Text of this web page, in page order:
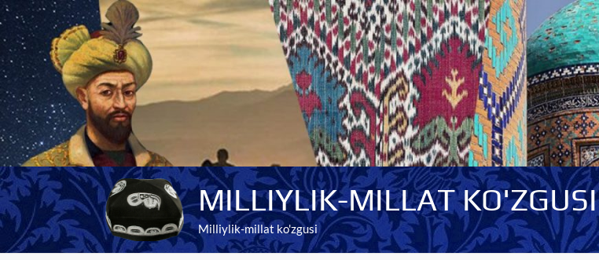
Skip
to
content
MILLIYLIK-MILLAT KO'ZGUSI
Milliylik-millat ko'zgusi